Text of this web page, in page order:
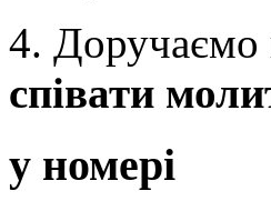
4. Доручаємо
співати
у номері